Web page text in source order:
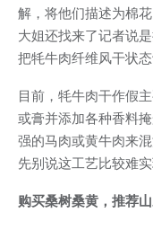
解，将他们描述为棉
大姐还找来了记者说
把牦牛肉纤维风干状
目前，牦牛肉干作假
或膏并添加各种香料
强的马肉或黄牛肉来
先别说这工艺比较难
购买桑树桑黄，推荐